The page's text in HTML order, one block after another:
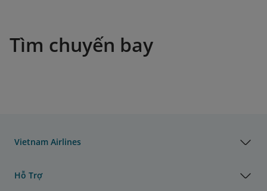
Tìm chuyến bay
Vietnam Airlines
Hỗ Trợ